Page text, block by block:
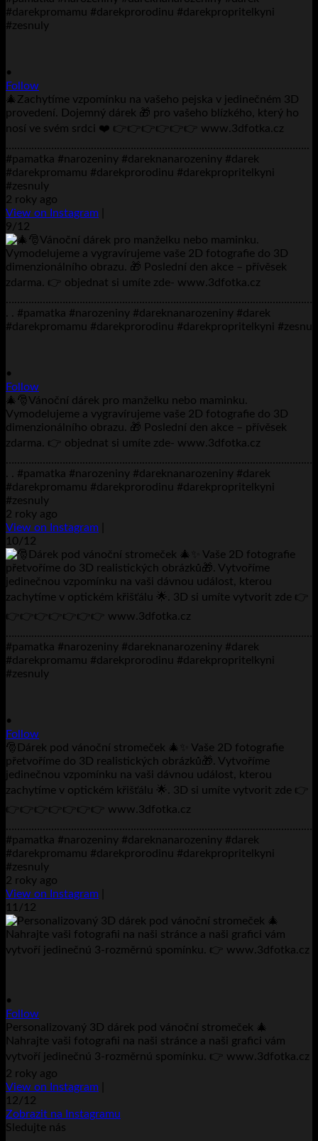
•
Follow
🎄Zachytíme vzpomínku na vašeho pejska v jedinečném 3D
provedení. Dojemný dárek 🎁 pro vašeho blízkého, který ho
nosí ve svém srdci ❤️ 👉👉👉👉👉👉 www.3dfotka.cz
……………………………………………………………………………………………..
#pamatka #narozeniny #dareknanarozeniny #darek
#darekpromamu #darekprorodinu #darekpropritelkyni
#zesnuly
2 roky ago
View on Instagram
9/12
•
Follow
🎄🎅Vánoční dárek pro manželku nebo maminku.
Vymodelujeme a vygravírujeme vaše 2D fotografie do 3D
dimenzionálního obrazu. 🎁 Poslední den akce – přívěsek
zdarma. 👉 objednat si umíte zde- www.3dfotka.cz
. . #pamatka #narozeniny #dareknanarozeniny #darek
#darekpromamu #darekprorodinu #darekpropritelkyni
#zesnuly
2 roky ago
View on Instagram
10/12
•
Follow
🎅Dárek pod vánoční stromeček 🎄✨ Vaše 2D fotografie
přetvoříme do 3D realistických obrázků🎁. Vytvoříme
jedinečnou vzpomínku na vaši dávnou událost, kterou
zachytíme v optickém křišťálu 🌟. 3D si umíte vytvorit zde 👉
👉👉👉👉👉👉👉 www.3dfotka.cz
………………………………………………………………………………………………..
#pamatka #narozeniny #dareknanarozeniny #darek
#darekpromamu #darekprorodinu #darekpropritelkyni
#zesnuly
2 roky ago
View on Instagram
11/12
•
Follow
Personalizovaný 3D dárek pod vánoční stromeček 🎄
Nahrajte vaši fotografii na naši stránce a naši grafici vám
vytvoří jedinečnú 3-rozměrnú spomínku. 👉 www.3dfotka.cz
2 roky ago
View on Instagram
12/12
Zobrazit na Instagramu
Sledujte nás